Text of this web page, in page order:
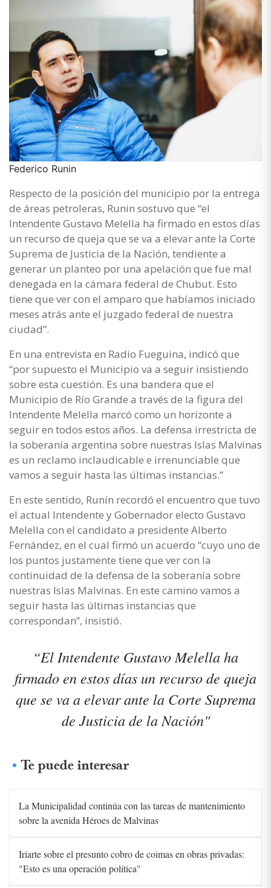
Federico Runin
Respecto de la posición del municipio por la entrega
de áreas petroleras, Runin sostuvo que “el
Intendente Gustavo Melella ha firmado en estos días
un recurso de queja que se va a elevar ante la Corte
Suprema de Justicia de la Nación, tendiente a
generar un planteo por una apelación que fue mal
denegada en la cámara federal de Chubut. Esto
tiene que ver con el amparo que habíamos iniciado
meses atrás ante el juzgado federal de nuestra
ciudad”.
En una entrevista en Radio Fueguina, indicó que
“por supuesto el Municipio va a seguir insistiendo
sobre esta cuestión. Es una bandera que el
Municipio de Río Grande a través de la figura del
Intendente Melella marcó como un horizonte a
seguir en todos estos años. La defensa irrestricta de
la soberanía argentina sobre nuestras Islas Malvinas
es un reclamo inclaudicable e irrenunciable que
vamos a seguir hasta las últimas instancias.”
En este sentido, Runín recordó el encuentro que tuvo
el actual Intendente y Gobernador electo Gustavo
Melella con el candidato a presidente Alberto
Fernández, en el cual firmó un acuerdo “cuyo uno de
los puntos justamente tiene que ver con la
continuidad de la defensa de la soberanía sobre
nuestras Islas Malvinas. En este camino vamos a
seguir hasta las últimas instancias que
correspondan”, insistió.
“El Intendente Gustavo Melella ha
firmado en estos días un recurso de queja
que se va a elevar ante la Corte Suprema
de Justicia de la Nación"
Te puede interesar
La Municipalidad continúa con las tareas de mantenimiento
sobre la avenida Héroes de Malvinas
Iriarte sobre el presunto cobro de coimas en obras privadas:
"Esto es una operación política"